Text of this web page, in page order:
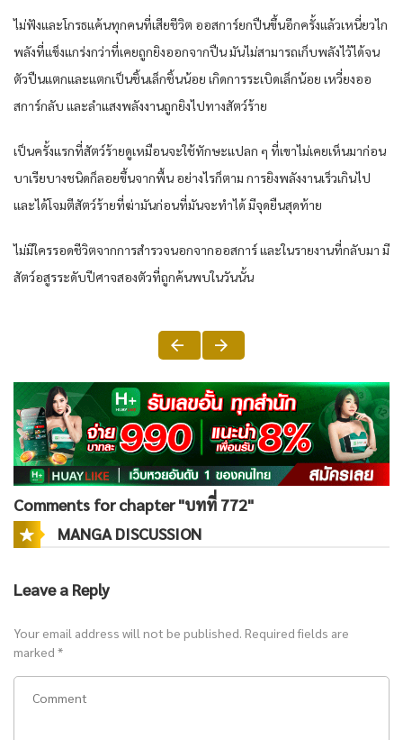
ไม่ฟังและโกรธแค้นทุกคนที่เสียชีวิต ออสการ์ยกปืนขึ้นอีกครั้งแล้วเหนี่ยวไก
พลังที่แข็งแกร่งกว่าที่เคยถูกยิงออกจากปืน มันไม่สามารถเก็บพลังไว้ได้จน
ตัวปืนแตกและแตกเป็นชิ้นเล็กชิ้นน้อย เกิดการระเบิดเล็กน้อย เหวี่ยงออ
สการ์กลับ และลำแสงพลังงานถูกยิงไปทางสัตว์ร้าย
เป็นครั้งแรกที่สัตว์ร้ายดูเหมือนจะใช้ทักษะแปลก ๆ ที่เขาไม่เคยเห็นมาก่อน
บาเรียบางชนิดก็ลอยขึ้นจากพื้น อย่างไรก็ตาม การยิงพลังงานเร็วเกินไป
และได้โจมตีสัตว์ร้ายที่ฆ่ามันก่อนที่มันจะทำได้ มีจุดยืนสุดท้าย
ไม่มีใครรอดชีวิตจากการสำรวจนอกจากออสการ์ และในรายงานที่กลับมา มี
สัตว์อสูรระดับปีศาจสองตัวที่ถูกค้นพบในวันนั้น
Comments for chapter "บทที่ 772"
MANGA DISCUSSION
Leave a Reply
Your email address will not be published. Required fields are
marked *